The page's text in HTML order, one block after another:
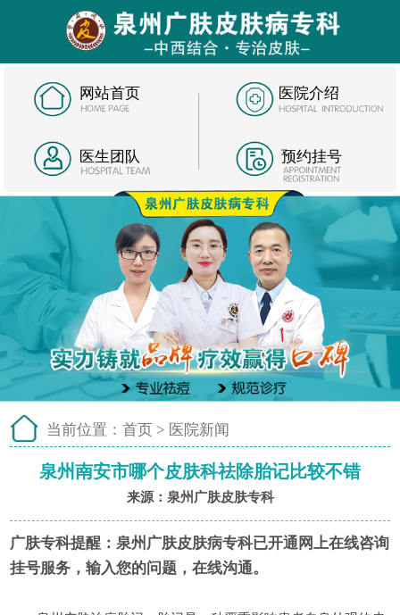
网站首页 医院介绍
医生团队 预约挂号
当前位置： 首页 > 医院新闻
泉州南安市哪个皮肤科祛除胎记比较不错
来源：泉州广肤皮肤专科
广肤专科提醒： 泉州广肤皮肤病专科已开通网上在线咨询
挂号服务，输入您的问题，在线沟通。